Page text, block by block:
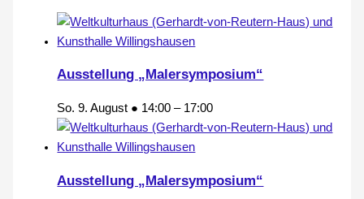
Ausstellung „Malersymposium“
So. 9. August ● 14:00 – 17:00
Ausstellung „Malersymposium“